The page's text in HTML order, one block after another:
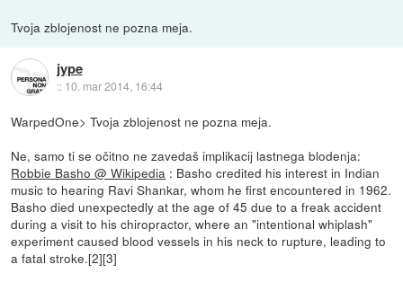
Tvoja zblojenost ne pozna meja.
jype
:: 10. mar 2014, 16:44
WarpedOne> Tvoja zblojenost ne pozna meja.
Ne, samo ti se očitno ne zavedaš implikacij lastnega blodenja:
Robbie Basho @ Wikipedia : Basho credited his interest in Indian
music to hearing Ravi Shankar, whom he first encountered in 1962.
Basho died unexpectedly at the age of 45 due to a freak accident
during a visit to his chiropractor, where an "intentional whiplash"
experiment caused blood vessels in his neck to rupture, leading to
a fatal stroke.[2][3]